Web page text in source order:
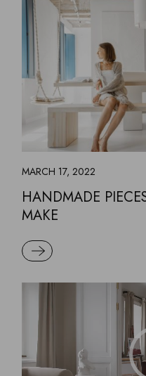
MARCH 17, 2022
HANDMADE
MAKE
READ MORE